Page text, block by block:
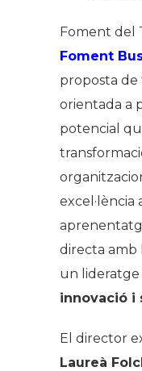
Foment del
Foment
proposta de
orientada a
potencial
excel·lència
directa amb
un lideratge
innovació i
El director
Laureà